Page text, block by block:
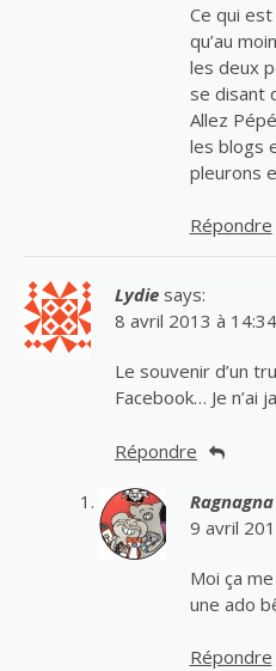
Ce qui
qu’au
les deux
se disant
Allez
les blogs
pleurons
Répondre
Lydie says:
8 avril 2013 à 14:34
Le souvenir d’un
Facebook… Je n’ai
Répondre
Ragnagna
9 avril
Moi ça
une ado
Répondre